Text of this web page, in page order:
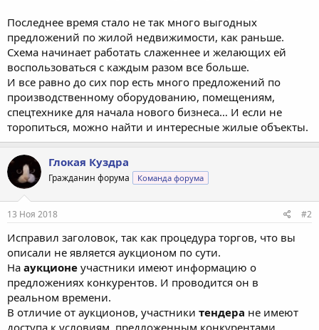
Последнее время стало не так много выгодных
предложений по жилой недвижимости, как раньше.
Схема начинает работать слаженнее и желающих ей
воспользоваться с каждым разом все больше.
И все равно до сих пор есть много предложений по
производственному оборудованию, помещениям,
спецтехнике для начала нового бизнеса… И если не
торопиться, можно найти и интересные жилые объекты.
Глокая Куздра
Гражданин форума Команда форума
13 Ноя 2018 #2
Исправил заголовок, так как процедура торгов, что вы
описали не является аукционом по сути.
На аукционе участники имеют информацию о
предложениях конкурентов. И проводится он в
реальном времени.
В отличие от аукционов, участники тендера не имеют
доступа к условиям, предложенным конкурентами.